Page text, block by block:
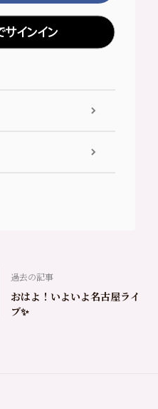
インイン
過去の記事
おはよ！いよいよ名古屋ライ
ブ✨